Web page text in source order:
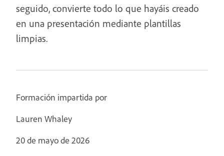
seguido, convierte todo lo que hayáis creado
en una presentación mediante plantillas
limpias.
Formación impartida por
Lauren Whaley
20 de mayo de 2026